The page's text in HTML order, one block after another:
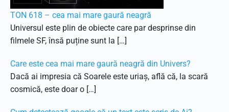
TON 618 – cea mai mare gaură neagră
Universul este plin de obiecte care par desprinse din
filmele SF, însă puține sunt la […]
Care este cea mai mare gaură neagră din Univers?
Dacă ai impresia că Soarele este uriaș, află că, la scară
cosmică, este doar o […]